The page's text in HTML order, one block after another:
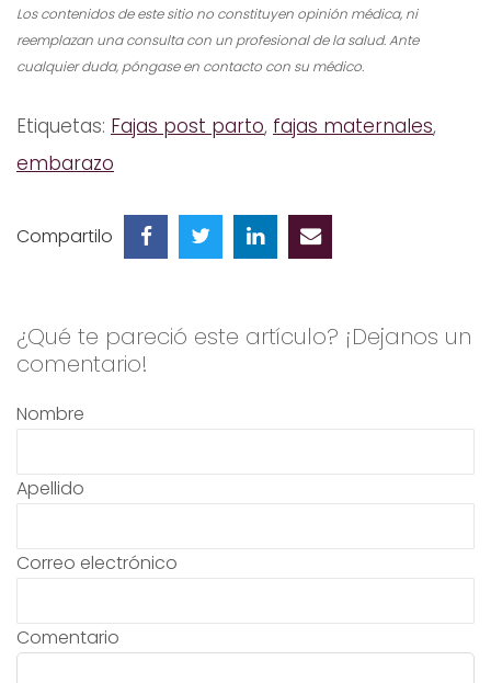
Los contenidos de este sitio no constituyen opinión médica, ni
reemplazan una consulta con un profesional de la salud. Ante
cualquier duda, póngase en contacto con su médico.
Etiquetas: Fajas post parto, fajas maternales,
embarazo
Compartilo
¿Qué te pareció este artículo? ¡Dejanos un
comentario!
Nombre
Apellido
Correo electrónico
Comentario